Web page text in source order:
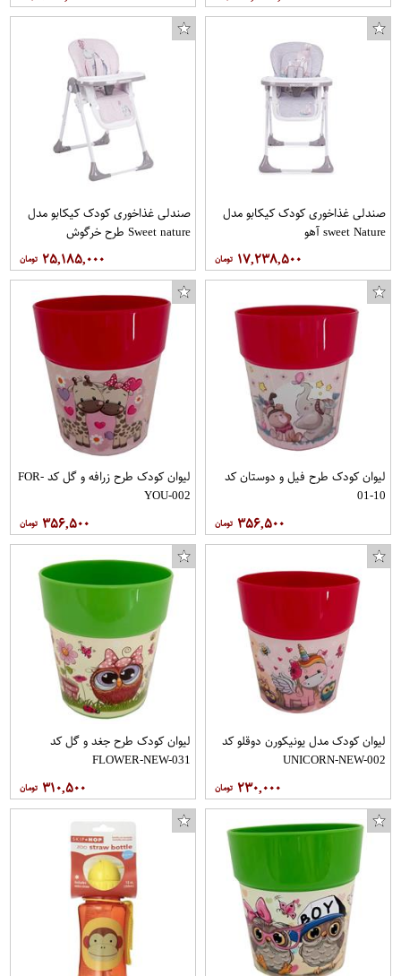
صندلی غذاخوری کودک کیکابو مدل
sweet Nature آهو
۱۷,۲۳۸,۵۰۰
صندلی غذاخوری کودک کیکابو مدل
Sweet nature طرح خرگوش
۲۵,۱۸۵,۰۰۰
لیوان کودک طرح فیل و دوستان کد
10-01
۳۵۶,۵۰۰
لیوان کودک طرح زرافه و گل کد FOR-
YOU-002
۳۵۶,۵۰۰
لیوان کودک مدل یونیکورن دوقلو کد
UNICORN-NEW-002
۲۳۰,۰۰۰
لیوان کودک طرح جغد و گل کد
FLOWER-NEW-031
۳۱۰,۵۰۰